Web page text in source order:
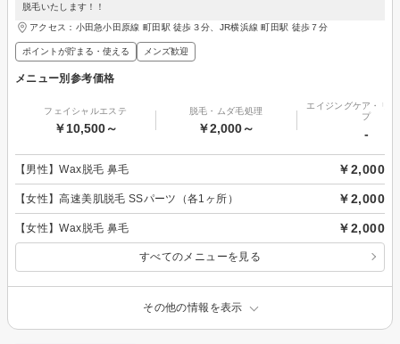
脱毛いたします！！
アクセス：小田急小田原線 町田駅 徒歩３分、JR横浜線 町田駅 徒歩７分
ポイントが貯まる・使える メンズ歓迎
メニュー別参考価格
フェイシャルエステ
￥10,500～
脱毛・ムダ毛処理
￥2,000～
エイジングケア・リ
プ
-
【男性】Wax脱毛 鼻毛 ￥2,000
【女性】高速美肌脱毛 SSパーツ（各1ヶ所） ￥2,000
【女性】Wax脱毛 鼻毛 ￥2,000
すべてのメニューを見る
その他の情報を表示